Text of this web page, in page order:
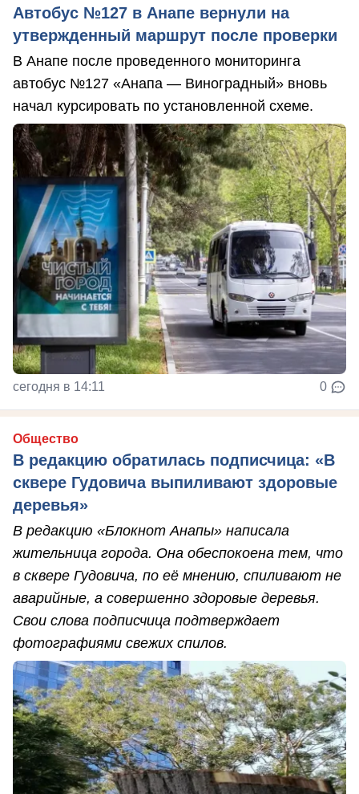
Автобус №127 в Анапе вернули на
утвержденный маршрут после проверки
В Анапе после проведенного мониторинга
автобус №127 «Анапа — Виноградный» вновь
начал курсировать по установленной схеме.
сегодня в 14:11 0
Общество
В редакцию обратилась подписчица: «В
сквере Гудовича выпиливают здоровые
деревья»
В редакцию «Блокнот Анапы» написала
жительница города. Она обеспокоена тем, что
в сквере Гудовича, по её мнению, спиливают не
аварийные, а совершенно здоровые деревья.
Свои слова подписчица подтверждает
фотографиями свежих спилов.